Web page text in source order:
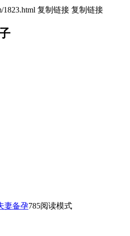
1823.html 复制链接 复制链接
妻备孕785阅读模式